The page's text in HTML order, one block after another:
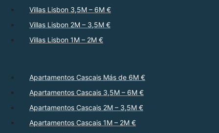
Villas Lisbon 3,5M – 6M €
Villas Lisbon 2M – 3,5M €
Villas Lisbon 1M – 2M €
Apartamentos Cascais Más de 6M €
Apartamentos Cascais 3,5M – 6M €
Apartamentos Cascais 2M – 3,5M €
Apartamentos Cascais 1M – 2M €